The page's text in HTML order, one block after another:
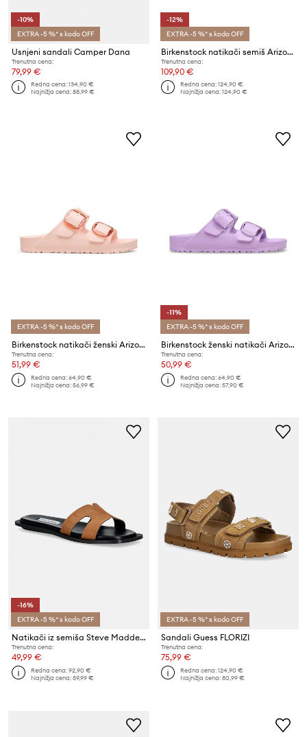
-10%
EXTRA -5 %* s kodo OFF
Usnjeni sandali Camper Dana
Trenutna cena:
79,99 €
Redna cena:134,90 €
Najnižja cena:88,99 €
-12%
EXTRA -5 %* s kodo OFF
Birkenstock natikači semiš Arizona
Trenutna cena:
109,90 €
Redna cena:124,90 €
Najnižja cena:124,90 €
EXTRA -5 %* s kodo OFF
Birkenstock natikači ženski Arizona EVA Big Buckle
Trenutna cena:
51,99 €
Redna cena:64,90 €
Najnižja cena:56,99 €
-11%
EXTRA -5 %* s kodo OFF
Birkenstock ženski natikači Arizona EVA Big Buckle
Trenutna cena:
50,99 €
Redna cena:64,90 €
Najnižja cena:57,90 €
-16%
EXTRA -5 %* s kodo OFF
Natikači iz semiša Steve Madden Sofia
Trenutna cena:
49,99 €
Redna cena:92,90 €
Najnižja cena:59,99 €
EXTRA -5 %* s kodo OFF
Sandali Guess FLORIZI
Trenutna cena:
75,99 €
Redna cena:124,90 €
Najnižja cena:80,99 €